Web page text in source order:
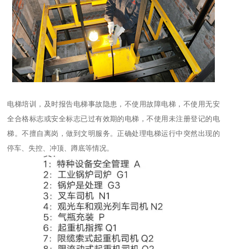
电梯培训，及时报告电梯事故隐患，不使用故障电梯，不使用无安
全合格标志或安全标志已过有效期的电梯，不使用未注册登记的电
梯。不擅自离岗，做到文明服务。正确处理电梯运行中突然出现的
停车、失控、冲顶、蹲底等情况。